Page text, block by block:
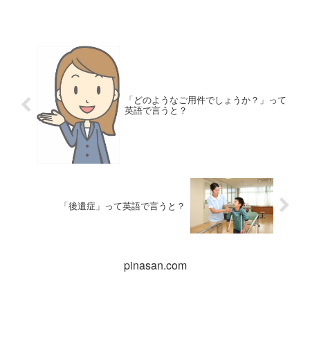
「どのようなご用件でしょうか？」って
英語で言うと？
「後遺症」って英語で言うと？
pinasan.com